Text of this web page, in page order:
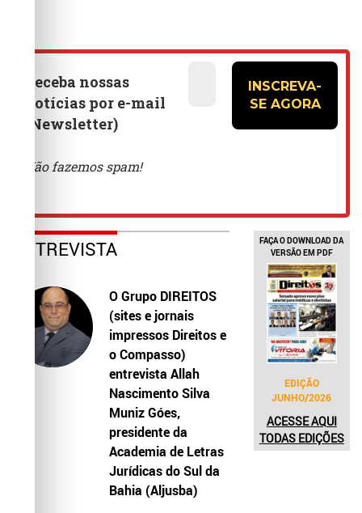
ENTREVISTA
O Grupo DIREITOS
(sites e jornais
impressos Direitos e
o Compasso)
entrevista Allah
Nascimento Silva
Muniz Góes,
presidente da
Academia de Letras
Jurídicas do Sul da
Bahia (Aljusba)
FAÇA O DOWNLOAD DA
VERSÃO EM PDF
EDIÇÃO
JUNHO/2026
ACESSE AQUI
TODAS EDIÇÕES